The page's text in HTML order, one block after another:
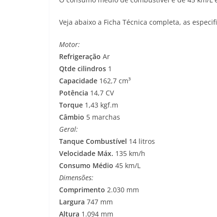
Veja abaixo a Ficha Técnica completa, as
Motor:
Refrigeração Ar
Qtde cilindros 1
Capacidade 162,7 cm³
Potência 14,7 CV
Torque 1,43 kgf.m
Câmbio 5 marchas
Geral:
Tanque Combustível 14 litros
Velocidade Máx. 135 km/h
Consumo Médio 45 km/L
Dimensões:
Comprimento 2.030 mm
Largura 747 mm
Altura 1.094 mm